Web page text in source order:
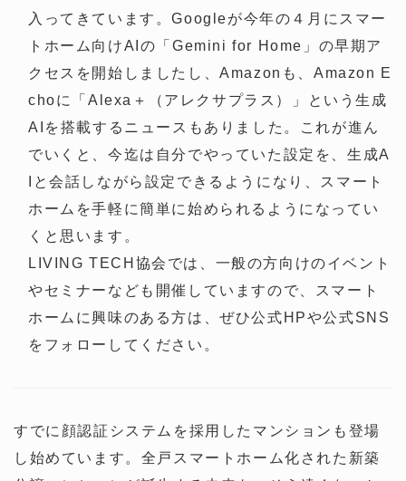
入ってきています。Googleが今年の４月にスマー
トホーム向けAIの「Gemini for Home」の早期ア
クセスを開始しましたし、Amazonも、Amazon E
choに「Alexa＋（アレクサプラス）」という生成
AIを搭載するニュースもありました。これが進ん
でいくと、今迄は自分でやっていた設定を、生成A
Iと会話しながら設定できるようになり、スマート
ホームを手軽に簡単に始められるようになってい
くと思います。
LIVING TECH協会では、一般の方向けのイベント
やセミナーなども開催していますので、スマート
ホームに興味のある方は、ぜひ公式HPや公式SNS
をフォローしてください。
すでに顔認証システムを採用したマンションも登場
し始めています。全戸スマートホーム化された新築